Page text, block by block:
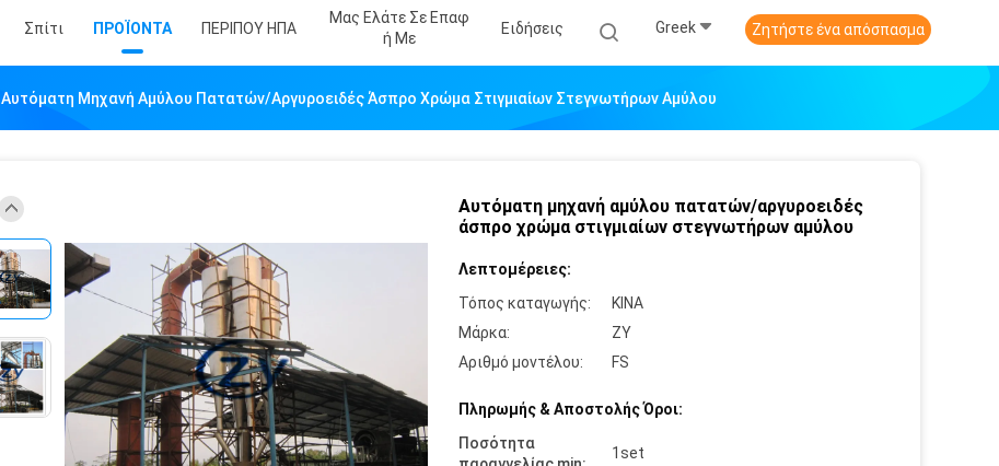
Σπίτι ΠΡΟΪΟΝΤΑ ΠΕΡΙΠΟΥ ΗΠΑ
Μας Ελάτε Σε Επαφ
Ή Με
Ειδήσεις Greek Ζητήστε ένα απόσπασμα
Αυτόματη Μηχανή Αμύλου Πατατών/αργυροειδές Άσπρο Χρώμα Στιγμιαίων Στεγνωτήρων Αμύλου
Αυτόματη μηχανή αμύλου πατατών/αργυροειδές
άσπρο χρώμα στιγμιαίων στεγνωτήρων αμύλου
Λεπτομέρειες:
Τόπος καταγωγής:
ΚΙΝΑ
Μάρκα:
ZY
Αριθμό μοντέλου:
FS
Πληρωμής & Αποστολής Όροι:
Ποσότητα
1set